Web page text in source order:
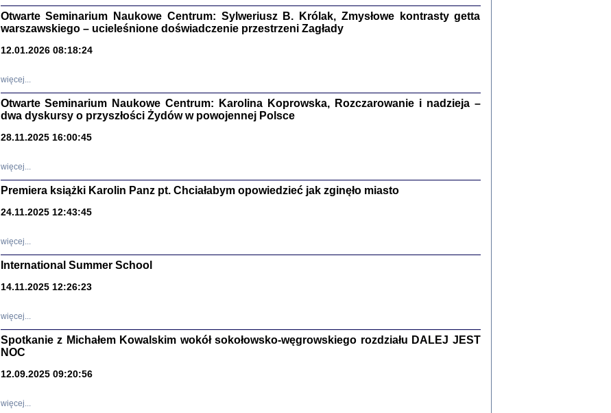
Sewek Okonowski, oprac. Marta Janczewska
PISZĄCY TE SŁOWA JEST PRACOWNIKIEM
GETTOWEJ INSTYTUCJI ...
'z Dziennika' i inne pisma z łódzkiego getta
Józef Zelkowicz, tłum. z jidysz, oprac. i wstęp. Monika Polit
CZYTAJĄC GAZETĘ NIEMIECKĄ ...
Warszawa 2019
Otwarte Seminarium Naukowe Centrum: Sylweriusz B. Królak, Zmysłowe kontrasty getta
warszawskiego – ucieleśnione doświadczenie przestrzeni Zagłady
12.01.2026 08:18:24
więcej...
Otwarte Seminarium Naukowe Centrum: Karolina Koprowska, Rozczarowanie i nadzieja –
dwa dyskursy o przyszłości Żydów w powojennej Polsce
28.11.2025 16:00:45
więcej...
Premiera książki Karolin Panz pt. Chciałabym opowiedzieć jak zginęło miasto
24.11.2025 12:43:45
więcej...
International Summer School
14.11.2025 12:26:23
więcej...
Spotkanie z Michałem Kowalskim wokół sokołowsko-węgrowskiego rozdziału DALEJ JEST
NOC
12.09.2025 09:20:56
więcej...